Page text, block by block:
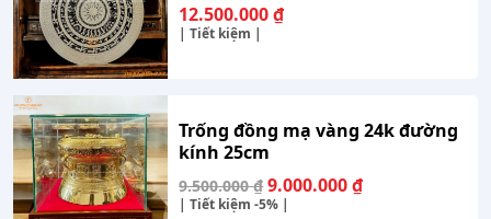
12.500.000₫
| Tiết kiệm |
Trống đồng mạ vàng 24k đường
kính 25cm
9.500.000₫Giá
gốc
9.000.000₫Giá
| Tiết kiệm-5% |